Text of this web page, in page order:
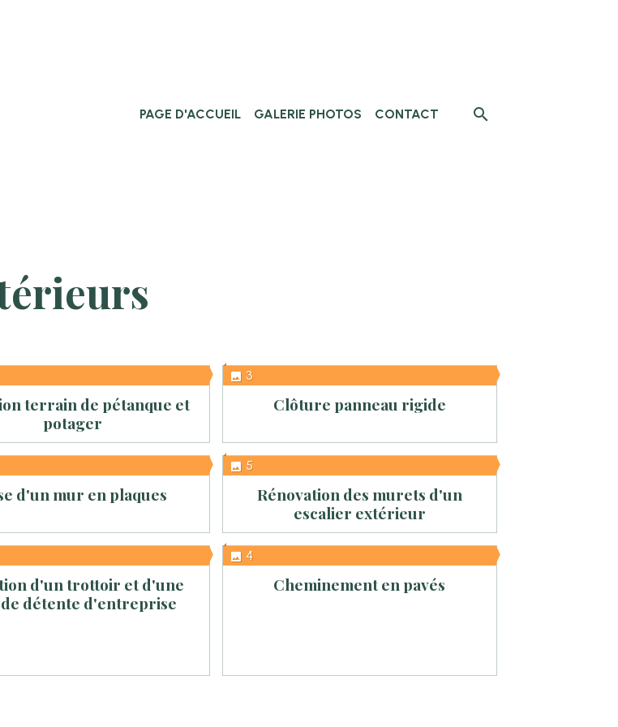
PAGE D'ACCUEIL GALERIE PHOTOS CONTACT
terrain de pétanque et
potager
3
Clôture panneau rigide
d'un mur en plaques
5
Rénovation des murets d'un
escalier extérieur
d'un trottoir et d'une
détente d'entreprise
4
Cheminement en pavés